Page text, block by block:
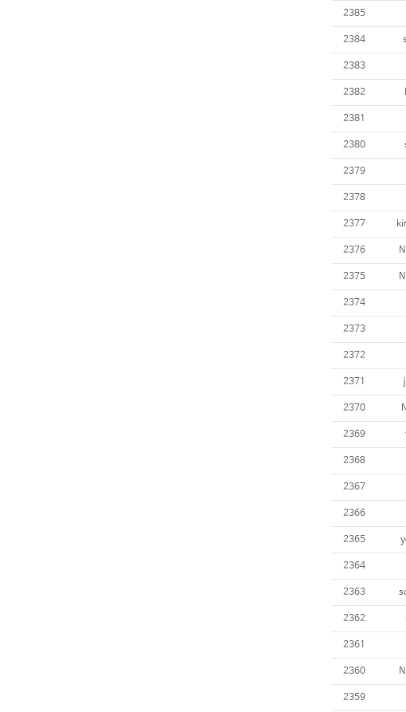
2385
2384
2383
2382
2381
2380
2379
2378
2377
2376
2375
2374
2373
2372
2371
2370
2369
2368
2367
2366
2365
2364
2363
2362
2361
2360
2359